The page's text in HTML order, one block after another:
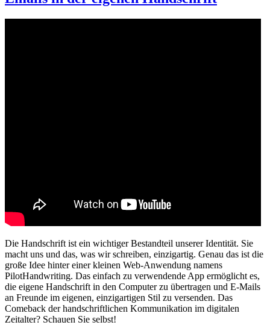
Die Handschrift ist ein wichtiger Bestandteil unserer Identität. Sie
macht uns und das, was wir schreiben, einzigartig. Genau das ist die
große Idee hinter einer kleinen Web-Anwendung namens
PilotHandwriting. Das einfach zu verwendende App ermöglicht es,
die eigene Handschrift in den Computer zu übertragen und E-Mails
an Freunde im eigenen, einzigartigen Stil zu versenden. Das
Comeback der handschriftlichen Kommunikation im digitalen
Zeitalter? Schauen Sie selbst!